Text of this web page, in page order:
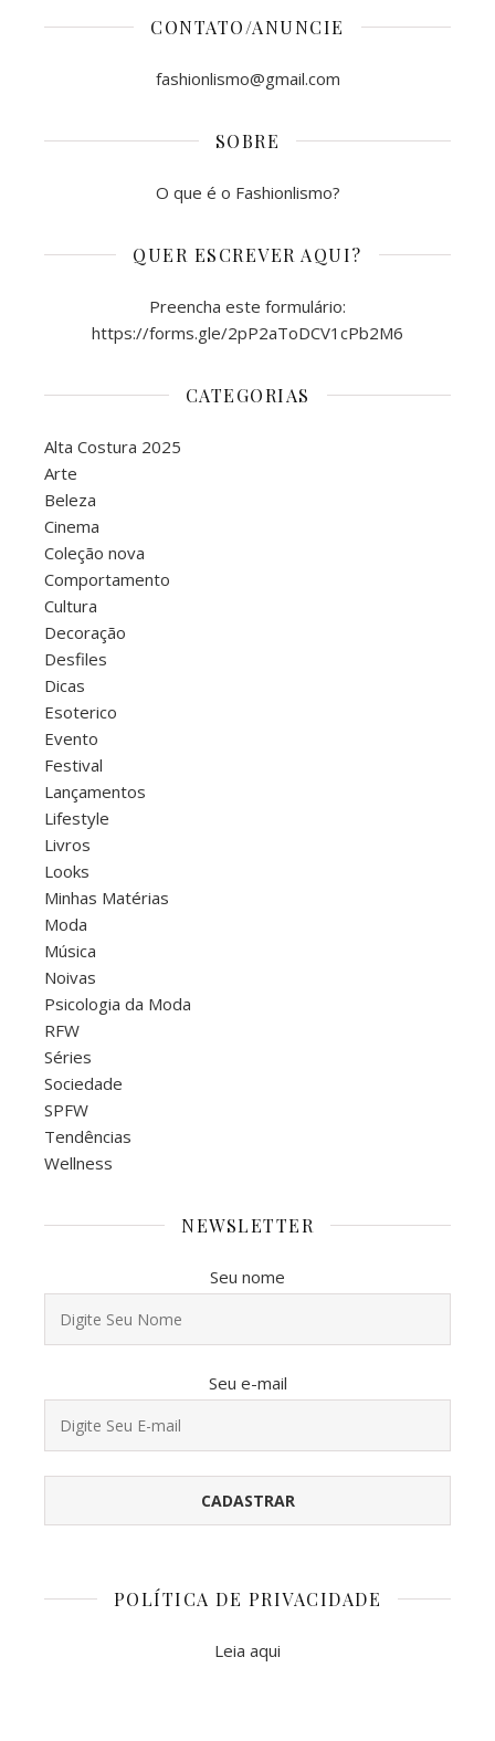
CONTATO/ANUNCIE
fashionlismo@gmail.com
SOBRE
O que é o Fashionlismo?
QUER ESCREVER AQUI?
Preencha este formulário:
https://forms.gle/2pP2aToDCV1cPb2M6
CATEGORIAS
Alta Costura 2025
Arte
Beleza
Cinema
Coleção nova
Comportamento
Cultura
Decoração
Desfiles
Dicas
Esoterico
Evento
Festival
Lançamentos
Lifestyle
Livros
Looks
Minhas Matérias
Moda
Música
Noivas
Psicologia da Moda
RFW
Séries
Sociedade
SPFW
Tendências
Wellness
NEWSLETTER
Seu nome
Seu e-mail
POLÍTICA DE PRIVACIDADE
Leia aqui